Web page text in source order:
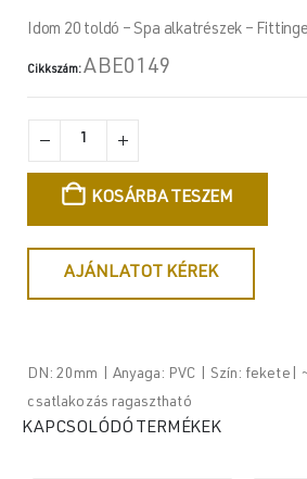
Idom 20 toldó – Spa alkatrészek –
Cikkszám:ABE0149
KOSÁRBA TESZEM
AJÁNLATOT KÉREK
DN: 20mm | Anyaga: PVC | Szín: fekete|
csatlakozás ragasztható
KAPCSOLÓDÓ TERMÉKEK